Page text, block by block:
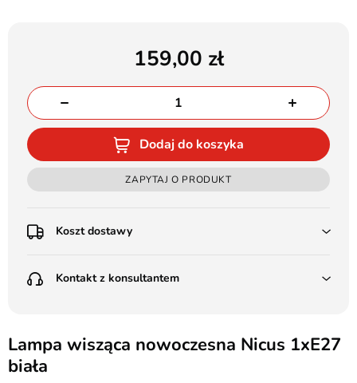
159,00
Dodaj do koszyka
ZAPYTAJ O PRODUKT
Koszt dostawy
Poczta Polska Kurier 48H - 11 zł
(od 1000 zł dla gabarytów, nie dotyczy produktów 3m)
Kontakt z konsultantem
Batalionów Chłopskich 12, 94-058 Łódź
Lampa wisząca nowoczesna Nicus 1xE27
biała